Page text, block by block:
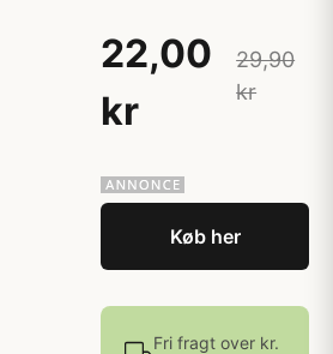
22,00
kr
29,90
kr
Køb her
Fri fragt over kr.